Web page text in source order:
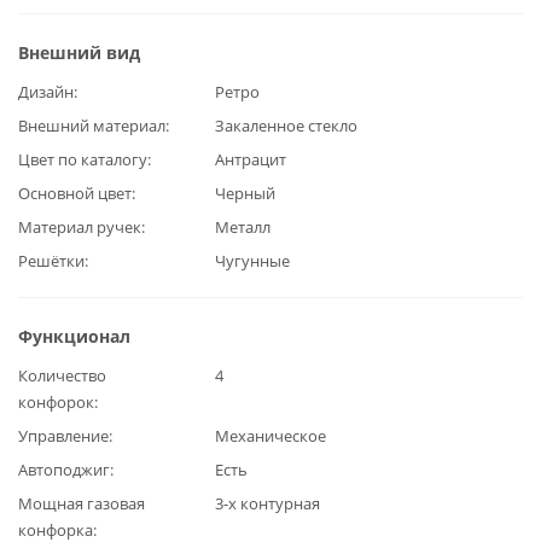
Внешний вид
Дизайн
Ретро
Внешний материал
Закаленное стекло
Цвет по каталогу
Антрацит
Основной цвет
Черный
Материал ручек
Металл
Решётки
Чугунные
Функционал
Количество
конфорок
4
Управление
Механическое
Автоподжиг
Есть
Мощная газовая
конфорка
3-х контурная